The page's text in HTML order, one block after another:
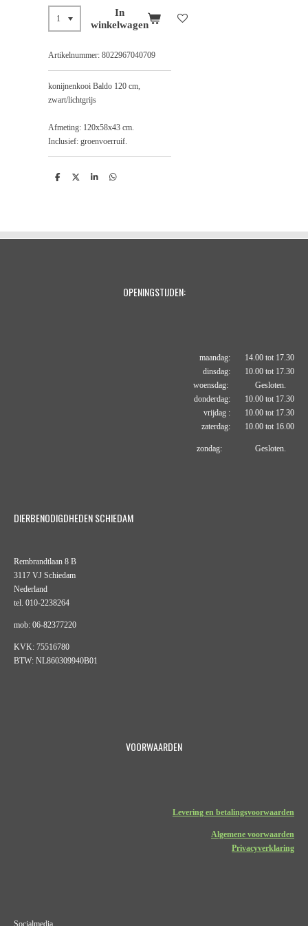
In
winkelwagen
Artikelnummer: 8022967040709
konijnenkooi Baldo 120 cm,
zwart/lichtgrijs
Afmeting: 120x58x43 cm.
Inclusief: groenvoerruif.
D
D
S
D
OPENINGSTIJDEN:
maandag: 14.00 tot 17.30
dinsdag: 10.00 tot 17.30
woensdag: Gesloten.
donderdag: 10.00 tot 17.30
vrijdag : 10.00 tot 17.30
zaterdag: 10.00 tot 16.00
zondag: Gesloten.
DIERBENODIGDHEDEN SCHIEDAM
Rembrandtlaan 8 B
3117 VJ Schiedam
Nederland
tel. 010-2238264
mob: 06-82377220
KVK: 75516780
BTW: NL860309940B01
VOORWAARDEN
Levering en betalingsvoorwaarden
Algemene voorwaarden
Privacyverklaring
Socialmedia